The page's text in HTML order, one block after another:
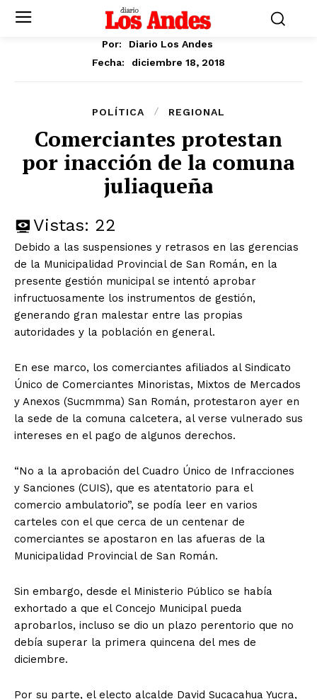
Por:
Diario Los Andes
Fecha:
diciembre 18, 2018
POLÍTICA REGIONAL
Comerciantes protestan
por inacción de la comuna
juliaqueña
Vistas: 22
Debido a las suspensiones y retrasos en las gerencias
de la Municipalidad Provincial de San Román, en la
presente gestión municipal se intentó aprobar
infructuosamente los instrumentos de gestión,
generando gran malestar entre las propias
autoridades y la población en general.
En ese marco, los comerciantes afiliados al Sindicato
Único de Comerciantes Minoristas, Mixtos de Mercados
y Anexos (Sucmmma) San Román, protestaron ayer en
la sede de la comuna calcetera, al verse vulnerado sus
intereses en el pago de algunos derechos.
“No a la aprobación del Cuadro Único de Infracciones
y Sanciones (CUIS), que es atentatorio para el
comercio ambulatorio”, se podía leer en varios
carteles con el que cerca de un centenar de
comerciantes se apostaron en las afueras de la
Municipalidad Provincial de San Román.
Sin embargo, desde el Ministerio Público se había
exhortado a que el Concejo Municipal pueda
aprobarlos, incluso se dio un plazo perentorio que no
debía superar la primera quincena del mes de
diciembre.
Por su parte, el electo alcalde David Sucacahua Yucra,